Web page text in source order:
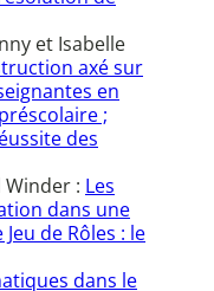
et Isabelle
axé sur
en
;
des
Winder : Les
dans une
de Rôles : le
dans le